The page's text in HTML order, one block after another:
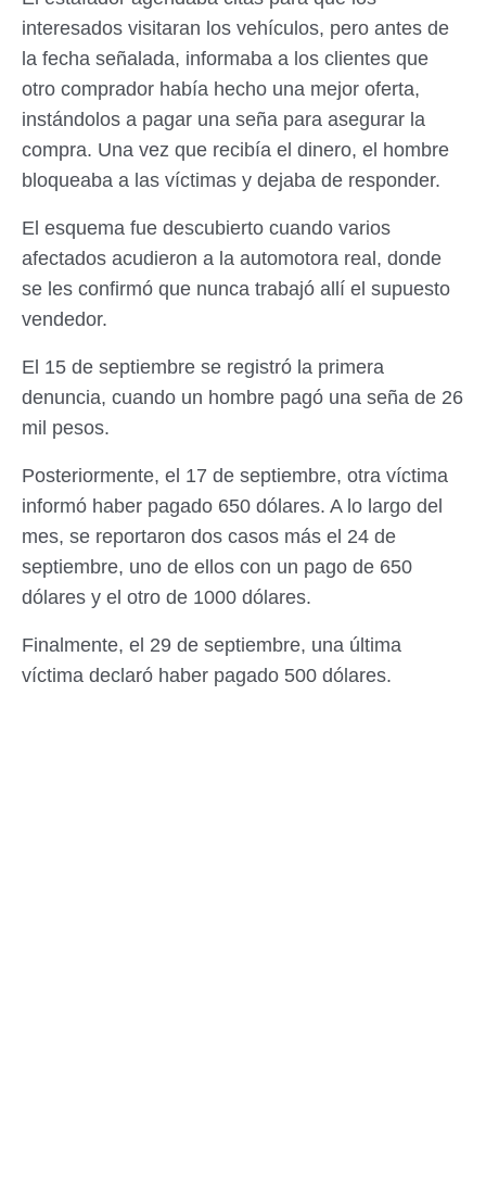
interesados visitaran los vehículos, pero antes de
la fecha señalada, informaba a los clientes que
otro comprador había hecho una mejor oferta,
instándolos a pagar una seña para asegurar la
compra. Una vez que recibía el dinero, el hombre
bloqueaba a las víctimas y dejaba de responder.
El esquema fue descubierto cuando varios
afectados acudieron a la automotora real, donde
se les confirmó que nunca trabajó allí el supuesto
vendedor.
El 15 de septiembre se registró la primera
denuncia, cuando un hombre pagó una seña de 26
mil pesos.
Posteriormente, el 17 de septiembre, otra víctima
informó haber pagado 650 dólares. A lo largo del
mes, se reportaron dos casos más el 24 de
septiembre, uno de ellos con un pago de 650
dólares y el otro de 1000 dólares.
Finalmente, el 29 de septiembre, una última
víctima declaró haber pagado 500 dólares.